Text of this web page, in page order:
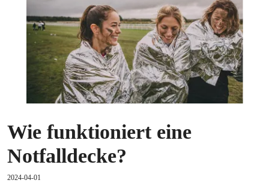
Wie funktioniert eine
Notfalldecke?
2024-04-01